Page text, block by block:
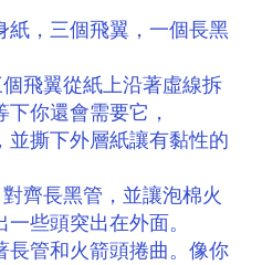
紙，三個飛翼，一個長黑
飛翼從紙上沿著虛線拆
你還會需要它，
並撕下外層紙讓有黏性的
齊長黑管，並讓泡棉火
些頭突出在外面。
長管和火箭頭捲曲。像你